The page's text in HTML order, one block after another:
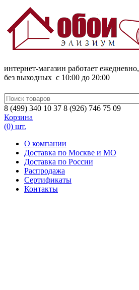
интернет-магазин работает ежедневно,
без выходных c 10:00 до 20:00
8 (499) 340 10 37 8 (926) 746 75 09
Корзина
(0) шт.
О компании
Доставка по Москве и МО
Доставка по России
Распродажа
Сертификаты
Контакты